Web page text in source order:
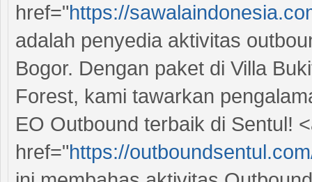
href="https://
adalah penyedia aktivitas
Bogor. Dengan paket di Villa
Forest, kami tawarkan
EO Outbound terbaik di Sentul!
href="https://